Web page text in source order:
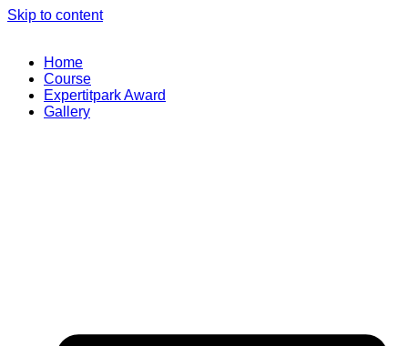
Skip to content
Home
Course
Expertitpark Award
Gallery